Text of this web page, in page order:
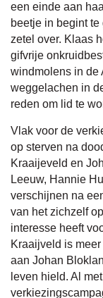
een einde aan
beetje in begint
zetel over. Klaas
gifvrije
windmolens in de
weggelachen in
reden om lid te
Vlak voor de
op sterven na
Kraaijeveld en
Leeuw, Hannie
verschijnen na
van het zichzelf
interesse heeft
Kraaijveld is
aan Johan
leven hield. Al